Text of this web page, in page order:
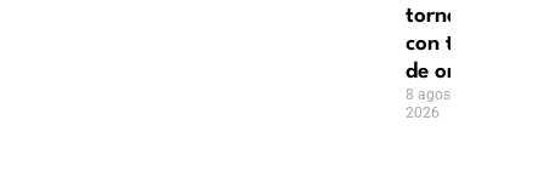
torneo
con tres
de oro
8 agosto,
2026